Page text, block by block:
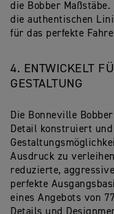
die Bobber
die authentischen
für das perfekte
4. ENTWICKELT
GESTALTUNG
Die Bonneville
Detail konstruiert
Ausdruck zu
reduzierte,
perfekte
eines Angebots von
Details und